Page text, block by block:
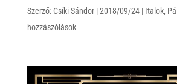
Szerző: Csíki Sándor|2018/09/24| Italok,
hozzászólások